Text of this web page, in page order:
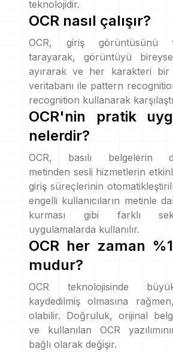
teknolojidir.
OCR nasıl çalışır?
OCR, giriş görüntüsünü
tarayarak, görüntüyü
ayırarak ve her karakteri bir
veritabanı ile pattern
recognition kullanarak
OCR'nin pratik
nelerdir?
OCR, basılı belgelerin
metinden sesli hizmetlerin
giriş süreçlerinin
engelli kullanıcıların metinle
kurması gibi farklı
uygulamalarda kullanılır.
OCR her zaman
mudur?
OCR teknolojisinde
kaydedilmiş olmasına
olabilir. Doğruluk, orijinal
ve kullanılan OCR
bağlı olarak değişir.